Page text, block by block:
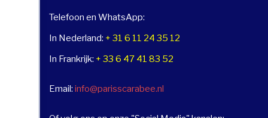
Telefoon en WhatsApp:
In Nederland: + 31 6 11 24 35 12
In Frankrijk: + 33 6 47 41 83 52
Email: info@parisscarabee.nl